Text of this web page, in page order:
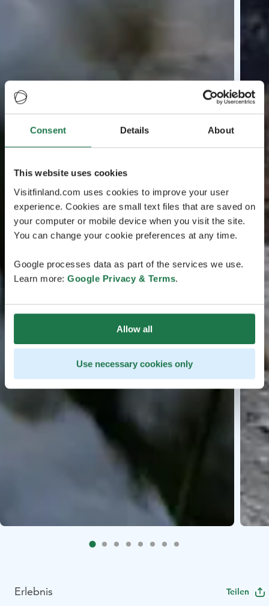
Consent Details About
This website uses cookies
Visitfinland.com uses cookies to improve your user
experience. Cookies are small text files that are saved on
your computer or mobile device when you visit the site.
You can change your cookie preferences at any time.
Google processes data as part of the services we use.
Learn more: Google Privacy & Terms.
Allow all
Use necessary cookies only
Erlebnis Teilen